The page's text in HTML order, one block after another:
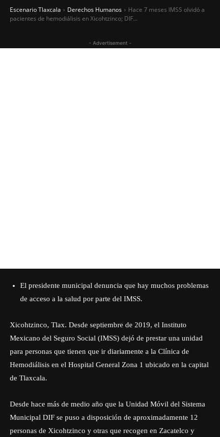
Escenario Tlaxcala Derechos Humanos
Hace 7 meses IMSS olvidó a
pacientes de hemodiálisis en Xicohtzinco; DIF...
- Advertisement -
El presidente municipal denuncia que hay muchos problemas
de acceso a la salud por parte del IMSS.
Xicohtzinco, Tlax. Desde septiembre de 2019, el Instituto
Mexicano del Seguro Social (IMSS) dejó de prestar una unidad
para personas que tienen que ir diariamente a la Clínica de
Hemodiálisis en el Hospital General Zona 1 ubicado en la capital
de Tlaxcala.
Desde hace más de medio año que la Unidad Móvil del Sistema
Municipal DIF se puso a disposición de aproximadamente 12
personas de Xicohtzinco y otras que recogen en Zacatelco y